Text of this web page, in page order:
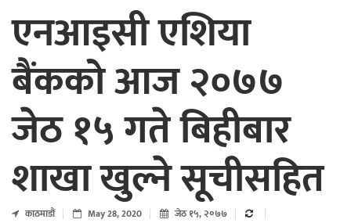
एनआइसी एशिया
बैंकको आज २०७७
जेठ १५ गते बिहीबार
शाखा खुल्ने सूचीसहित
काठमाडाैं May 28, 2020 जेठ १५, २०७७